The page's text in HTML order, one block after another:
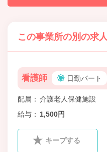
この事業所の別の求人
看護師 日勤パート
配属
介護老人保健施設
給与
1,500円
キープする